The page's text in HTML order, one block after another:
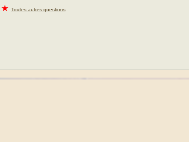
★ Toutes autres questions